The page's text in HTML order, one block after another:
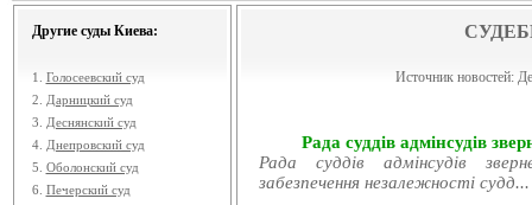
Другие суды Киева:
1. Голосеевский суд
2.
Дарницкий суд
3.
Деснянский суд
4. Днепровский суд
5. Оболонский суд
6. Печерский суд
Источник новостей:
Рада суддів адмінсудів
Рада суддів адмінсудів
забезпечення незалежності судд...